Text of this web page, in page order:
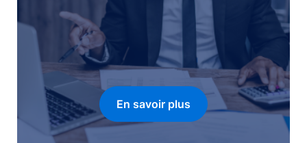
En savoir plus